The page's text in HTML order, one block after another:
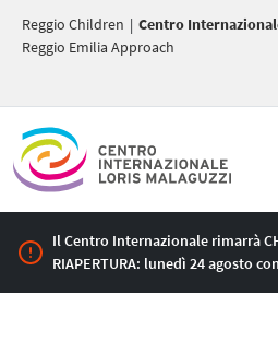
Reggio Children | Centro
Reggio Emilia Approach
Il Centro Internazionale rimarrà
RIAPERTURA: lunedì 24 agosto